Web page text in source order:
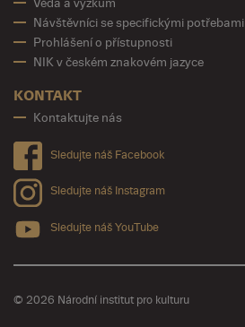
Návštěvníci se specifickými potřebami
Prohlášení o přístupnosti
NIK v českém znakovém jazyce
KONTAKT
Kontaktujte nás
Sledujte náš Facebook
Sledujte náš Instagram
Sledujte náš YouTube
© 2026 Národní institut pro kulturu